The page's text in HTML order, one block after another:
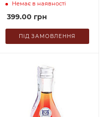
Немає в наявності
399.00 грн
ПІД ЗАМОВЛЕННЯ